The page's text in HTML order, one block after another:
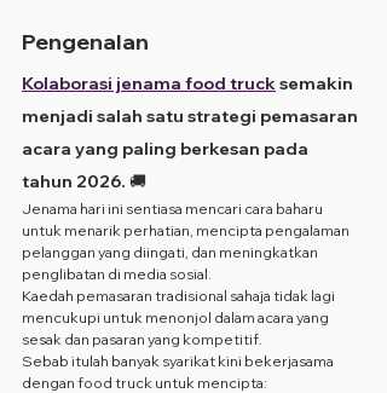
Pengenalan
Kolaborasi jenama food truck semakin
menjadi salah satu strategi pemasaran
acara yang paling berkesan pada
tahun 2026. 🚚
Jenama hari ini sentiasa mencari cara baharu
untuk menarik perhatian, mencipta pengalaman
pelanggan yang diingati, dan meningkatkan
penglibatan di media sosial.
Kaedah pemasaran tradisional sahaja tidak lagi
mencukupi untuk menonjol dalam acara yang
sesak dan pasaran yang kompetitif.
Sebab itulah banyak syarikat kini bekerjasama
dengan food truck untuk mencipta: